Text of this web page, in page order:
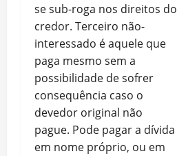
se sub-roga nos direitos do
credor. Terceiro não-
interessado é aquele que
paga mesmo sem a
possibilidade de sofrer
consequência caso o
devedor original não
pague. Pode pagar a dívida
em nome próprio, ou em